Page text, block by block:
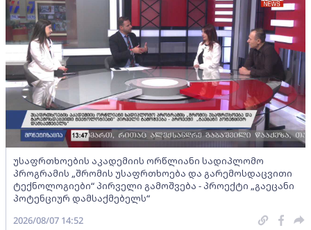
უსაფრთხოების აკადემიის ორწლიანი სადიპლომო
პროგრამის „შრომის უსაფრთხოება და გარემოსდაცვითი
ტექნოლოგიები“ პირველი გამოშვება - პროექტი „გაეცანი
პოტენციურ დამსაქმებელს“
2026/08/07 14:52